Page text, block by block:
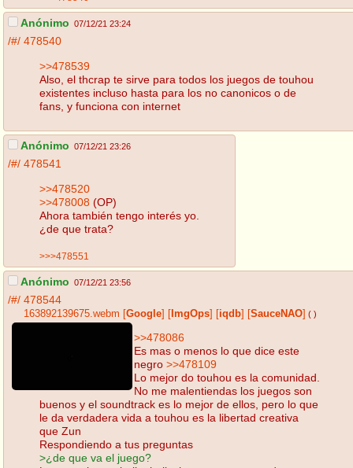
Anónimo 07/12/21 23:24
/#/ 478540
>>478539
Also, el thcrap te sirve para todos los juegos de touhou
existentes incluso hasta para los no canonicos o de
fans, y funciona con internet
Anónimo 07/12/21 23:26
/#/ 478541
>>478520
>>478008 (OP)
Ahora también tengo interés yo.
¿de que trata?
>>>478551
Anónimo 07/12/21 23:56
/#/ 478544
163892139675.webm Google ImgOps iqdb SauceNAO ( )
>>478086
Es mas o menos lo que dice este
negro >>478109
Lo mejor do touhou es la comunidad.
No me malentiendas los juegos son
buenos y el soundtrack es lo mejor de ellos, pero lo que
le da verdadera vida a touhou es la libertad creativa
que Zun
Respondiendo a tus preguntas
>¿de que va el juego?